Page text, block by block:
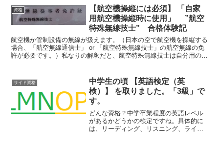
ピュラーな資格の部類なのではないかと
勝手に思い込んでます。
資格
【航空機操縦には必須】 「自家
用航空機操縦時に使用」 ”航空
特殊無線技士” 合格体験記
航空機か管制設備の無線が扱えます。（日本の空で航空機を操縦する
場合、「航空無線通信士」 or 「航空特殊無線技士」の航空無線の免
許が必要です。）私なりの解釈だと、航空特殊無線技士は自分用の航
サイド資格
中学生の頃 【英語検定（英
検）】 を取りました。「3級」で
す。
どんな資格？中学卒業程度の英語レベル
があるかどうかの検定ですね。具体的に
は、リーディング、リスニング、ライテ